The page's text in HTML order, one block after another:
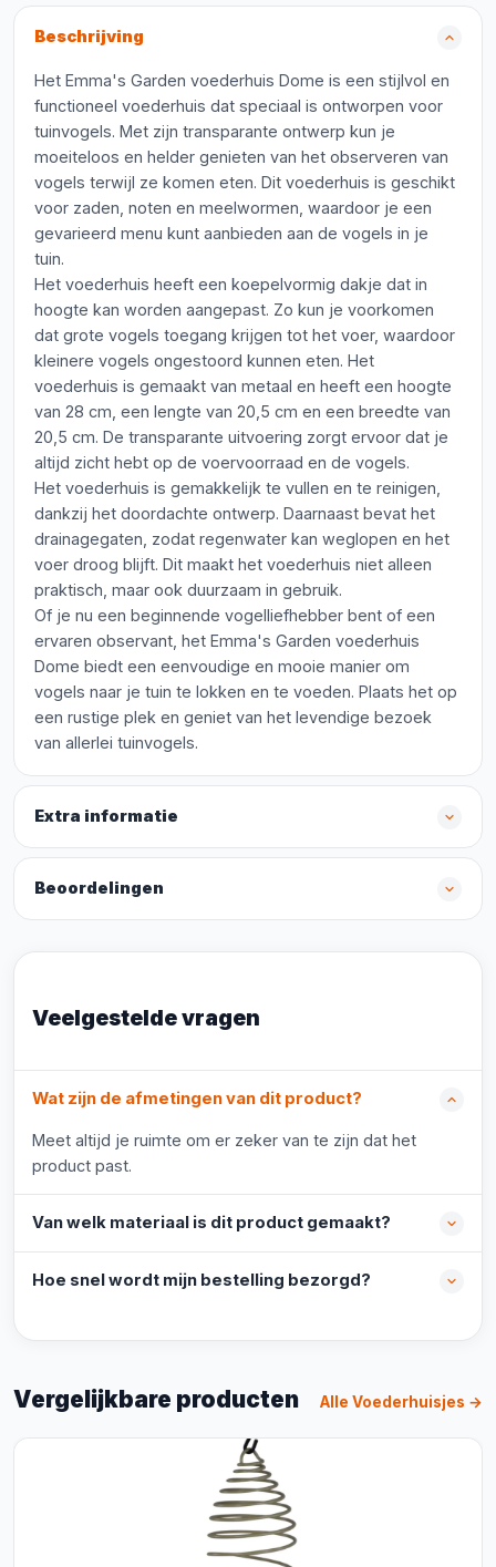
Beschrijving
Het Emma's Garden voederhuis Dome is een stijlvol en
functioneel voederhuis dat speciaal is ontworpen voor
tuinvogels. Met zijn transparante ontwerp kun je
moeiteloos en helder genieten van het observeren van
vogels terwijl ze komen eten. Dit voederhuis is geschikt
voor zaden, noten en meelwormen, waardoor je een
gevarieerd menu kunt aanbieden aan de vogels in je
tuin.
Het voederhuis heeft een koepelvormig dakje dat in
hoogte kan worden aangepast. Zo kun je voorkomen
dat grote vogels toegang krijgen tot het voer, waardoor
kleinere vogels ongestoord kunnen eten. Het
voederhuis is gemaakt van metaal en heeft een hoogte
van 28 cm, een lengte van 20,5 cm en een breedte van
20,5 cm. De transparante uitvoering zorgt ervoor dat je
altijd zicht hebt op de voervoorraad en de vogels.
Het voederhuis is gemakkelijk te vullen en te reinigen,
dankzij het doordachte ontwerp. Daarnaast bevat het
drainagegaten, zodat regenwater kan weglopen en het
voer droog blijft. Dit maakt het voederhuis niet alleen
praktisch, maar ook duurzaam in gebruik.
Of je nu een beginnende vogelliefhebber bent of een
ervaren observant, het Emma's Garden voederhuis
Dome biedt een eenvoudige en mooie manier om
vogels naar je tuin te lokken en te voeden. Plaats het op
een rustige plek en geniet van het levendige bezoek
van allerlei tuinvogels.
Extra informatie
Beoordelingen
Veelgestelde vragen
Wat zijn de afmetingen van dit product?
Meet altijd je ruimte om er zeker van te zijn dat het
product past.
Van welk materiaal is dit product gemaakt?
Hoe snel wordt mijn bestelling bezorgd?
Vergelijkbare producten Alle Voederhuisjes →